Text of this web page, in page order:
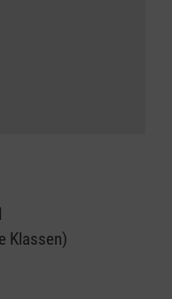
Klassen)